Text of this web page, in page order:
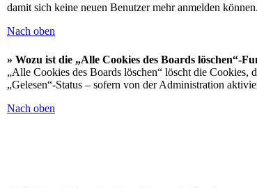
damit sich keine neuen Benutzer mehr anmelden
Nach oben
» Wozu ist die „Alle Cookies des Boards löschen“-
„Alle Cookies des Boards löschen“ löscht die Cookies,
„Gelesen“-Status – sofern von der Administration
Nach oben